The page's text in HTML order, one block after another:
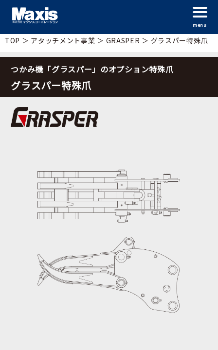
menu
TOP ＞ アタッチメント事業 ＞ GRASPER ＞ グラスパー特殊爪
つかみ機「グラスパー」のオプション特殊爪
グラスパー特殊爪